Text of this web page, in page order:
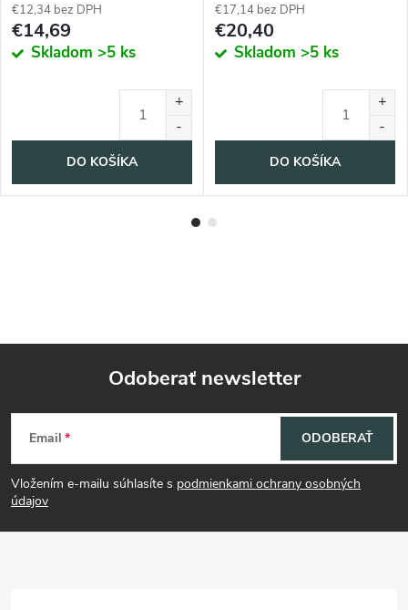
€12,34 bez DPH
€14,69
Skladom >5 ks
DO KOŠÍKA
€17,14 bez DPH
€20,40
Skladom >5 ks
DO KOŠÍKA
Z
á
p
Odoberať newsletter
Email
Vložením e-mailu súhlasíte s podmienkami ochrany osobných
údajov
ODOBERAŤ